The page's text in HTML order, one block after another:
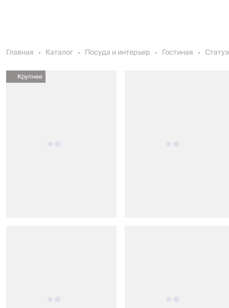
Главная Каталог Посуда и интерьер Гостиная
Крупнее